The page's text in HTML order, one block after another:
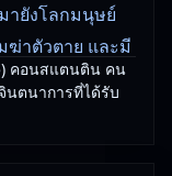
ายังโลกมนุษย์
ฆ่าตัวตาย และมี
ปในสุดเขตโลก
นไร้ประโยชน์
คอนสแตนติน คน
ตนาการที่ได้รับ